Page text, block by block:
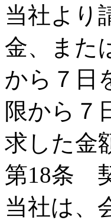
当社より
金、また
から７日
限から７
求した金
第18条
当社は、